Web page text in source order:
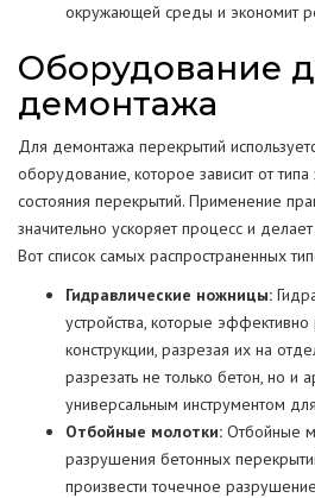
окружающей среды и экономит
Оборудование
демонтажа
Для демонтажа перекрытий
оборудование, которое зависит от
состояния перекрытий. Применение
значительно ускоряет процесс и
Вот список самых распространенных
Гидравлические ножницы:
устройства, которые
конструкции, разрезая их на
разрезать не только бетон, но и
универсальным инструментом
Отбойные молотки: Отбойные
разрушения бетонных
произвести точечное